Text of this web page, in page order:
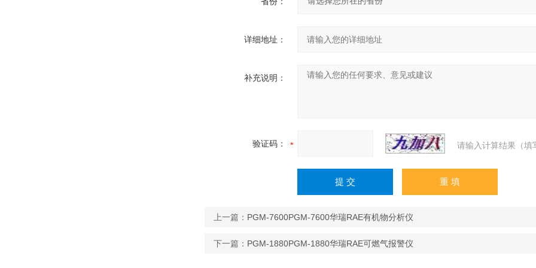
详细地址：
补充说明：
验证码： 请输入计算结果（填
上一篇： PGM-7600PGM-7600华瑞RAE有机物分析仪
下一篇： PGM-1880PGM-1880华瑞RAE可燃气报警仪